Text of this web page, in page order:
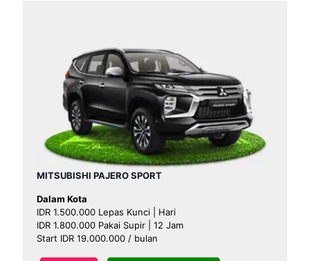
MITSUBISHI PAJERO SPORT
Dalam Kota
IDR 1.500.000 Lepas Kunci | Hari
IDR 1.800.000 Pakai Supir | 12 Jam
Start IDR 19.000.000 / bulan